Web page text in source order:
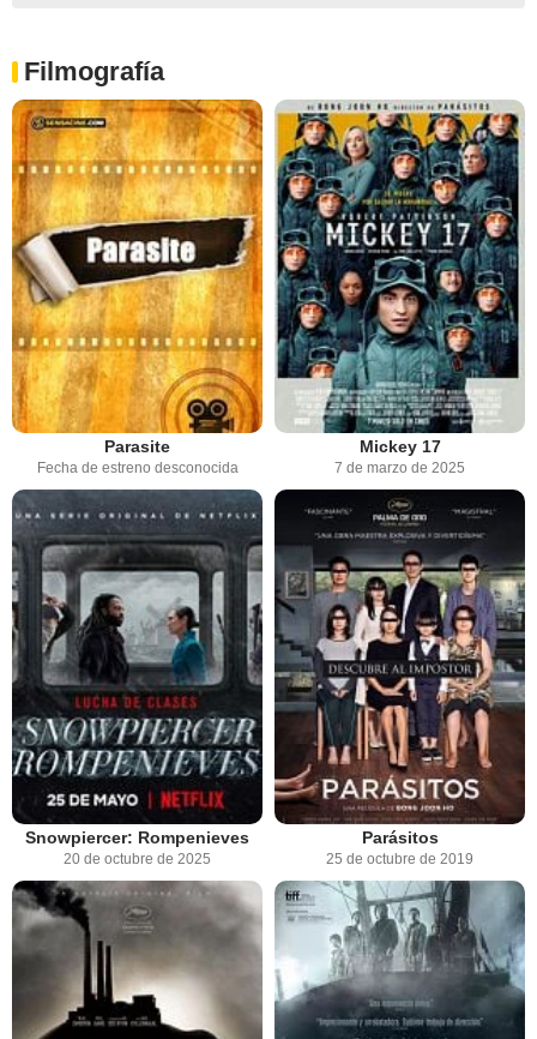
Filmografía
Parasite
Fecha de estreno desconocida
Mickey 17
7 de marzo de 2025
Snowpiercer: Rompenieves
20 de octubre de 2025
Parásitos
25 de octubre de 2019